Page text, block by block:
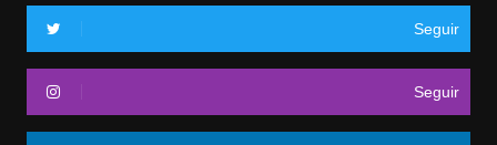
Seguir
Seguir